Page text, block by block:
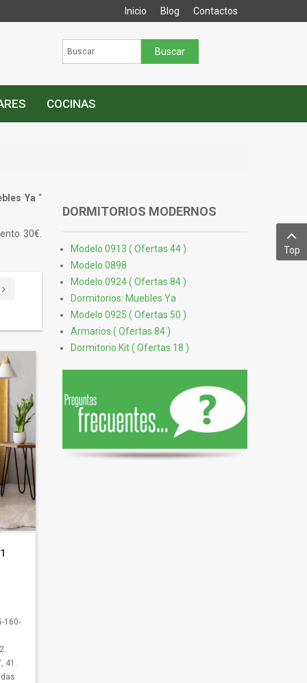
Contactos
Blog
Inicio
COCINAS
Ya “
30€.
160-
41.
DORMITORIOS MODERNOS
Modelo 0913 ( Ofertas 44 )
Modelo 0898
Modelo 0924 ( Ofertas 84 )
Dormitorios: Muebles Ya
Modelo 0925 ( Ofertas 50 )
Armarios ( Ofertas 84 )
Dormitorio Kit ( Ofertas 18 )
Top